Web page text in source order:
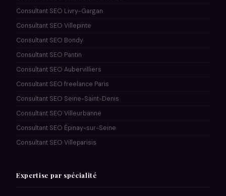
Consultant SEO Livry-Gargan
Consultant SEO Villepinte
Consultant SEO Bondy
Consultant SEO Pantin
Consultant SEO Aubervilliers
Consultant SEO freelance Paris
Consultant SEO Seine-Saint-Denis
Consultant SEO Villeurbanne
Consultant SEO Épinay-sur-Seine
Consultant SEO Villeparisis
Expertise par spécialité